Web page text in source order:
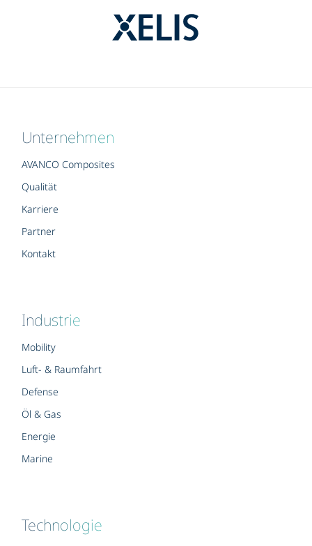
Unternehmen
AVANCO Composites
Qualität
Karriere
Partner
Kontakt
Industrie
Mobility
Luft- & Raumfahrt
Defense
Öl & Gas
Energie
Marine
Technologie